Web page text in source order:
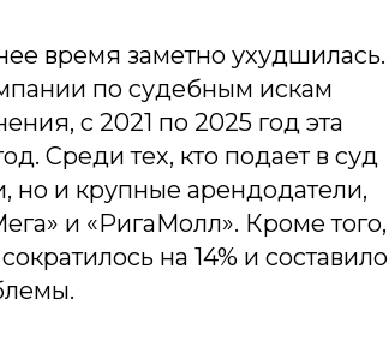
время заметно ухудшилась.
по судебным искам
с 2021 по 2025 год эта
Среди тех, кто подает в суд
но и крупные арендодатели,
и «РигаМолл». Кроме того,
на 14% и составило